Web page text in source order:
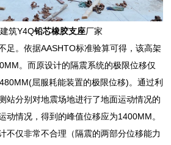
建筑Y4Q铅芯橡胶支座厂家
足。依据AASHTO标准验算可得，该高架
。而原设计的隔震系统的极限位移仅
屈服耗能装置的极限位移)。通过利
站分别对地震场地进行了地面运动情况的
动情况，得到的峰值位移应为1400MM。
不仅非常不合理（隔震的两部分位移能力